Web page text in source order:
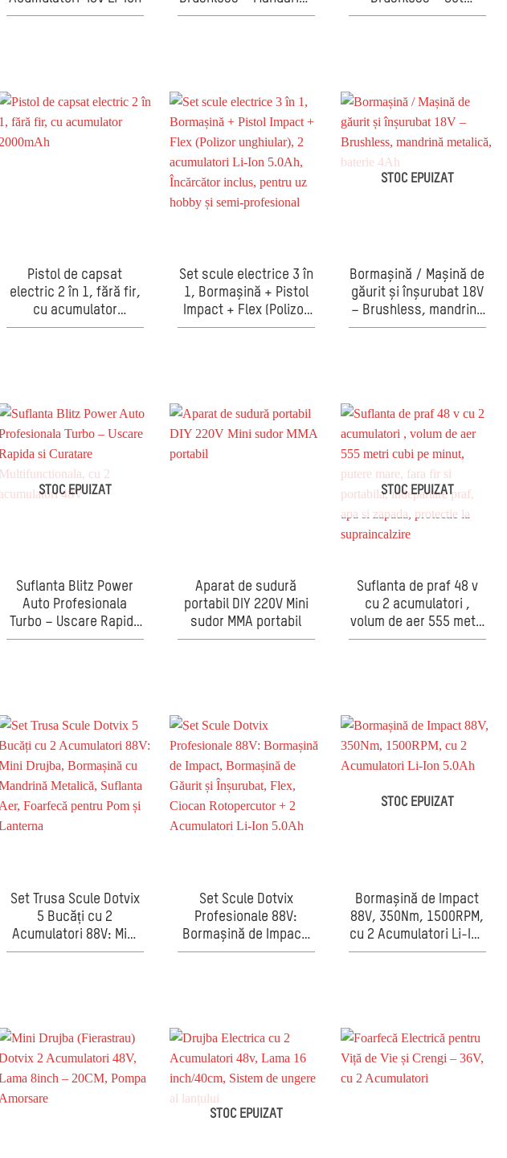
Metalică
Complet cu 2 Baterie și
Pistol de capsat
electric 2 în 1, fără fir,
cu acumulator
2000mAh
Set scule electrice 3 în
1, Bormașină + Pistol
Impact + Flex (Polizor
unghiular), 2
STOC EPUIZAT
Bormașină / Mașină de
găurit și înșurubat 18V
– Brushless, mandrină
metalică, baterie 4Ah
STOC EPUIZAT
Suflanta Blitz Power
Auto Profesionala
Turbo – Uscare Rapida
si Curatare
Aparat de sudură
portabil DIY 220V Mini
sudor MMA portabil
STOC EPUIZAT
Suflanta de praf 48 v
cu 2 acumulatori ,
volum de aer 555 metri
cubi pe minut, putere
supraincalzire
Set Trusa Scule Dotvix
5 Bucăți cu 2
Acumulatori 88V: Mini
Drujba, Bormașină cu
Set Scule Dotvix
Profesionale 88V:
Bormașină de Impact,
Bormașină de Găurit și
STOC EPUIZAT
Bormașină de Impact
88V, 350Nm, 1500RPM,
cu 2 Acumulatori Li-Ion
5.0Ah
STOC EPUIZAT